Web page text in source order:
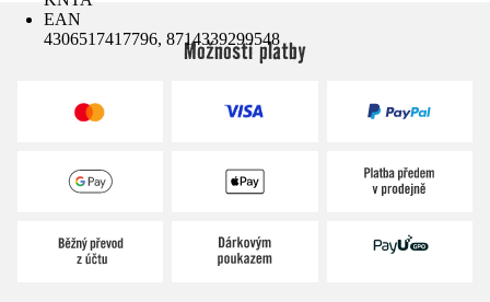
EAN
4306517417796, 8714339299548
Možnosti platby